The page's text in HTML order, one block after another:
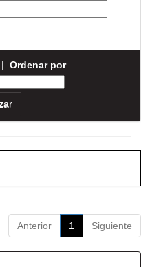
| Ordenar por
Anterior 1 Siguiente